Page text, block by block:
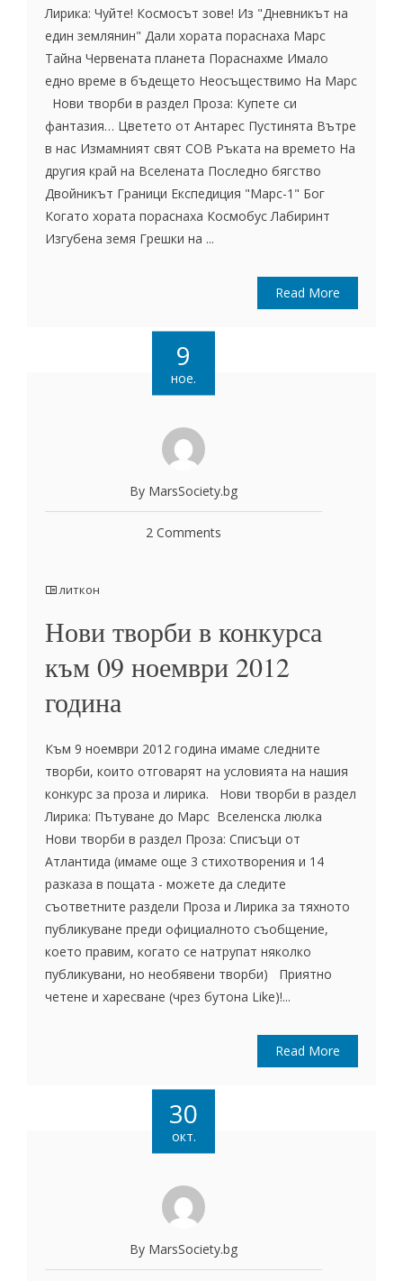
Лирика: Чуйте! Космосът зове! Из "Дневникът на
един землянин" Дали хората пораснаха Марс
Тайна Червената планета Пораснахме Имало
едно време в бъдещето Неосъществимо На Марс
Нови творби в раздел Проза: Купете си
фантазия… Цветето от Антарес Пустинята Вътре
в нас Измамният свят СОВ Ръката на времето На
другия край на Вселената Последно бягство
Двойникът Граници Експедиция "Марс-1" Бог
Когато хората пораснаха Космобус Лабиринт
Изгубена земя Грешки на ...
Read More
9
ное.
By MarsSociety.bg
2 Comments
литкон
Нови творби в конкурса
към 09 ноември 2012
година
Към 9 ноември 2012 година имаме следните
творби, които отговарят на условията на нашия
конкурс за проза и лирика. Нови творби в раздел
Лирика: Пътуване до Марс Вселенска люлка
Нови творби в раздел Проза: Списъци от
Атлантида (имаме още 3 стихотворения и 14
разказа в пощата - можете да следите
съответните раздели Проза и Лирика за тяхното
публикуване преди официалното съобщение,
което правим, когато се натрупат няколко
публикувани, но необявени творби) Приятно
четене и харесване (чрез бутона Like)!...
Read More
30
окт.
By MarsSociety.bg